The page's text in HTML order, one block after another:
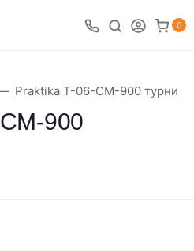
0
Praktika T-06-CM-900
900